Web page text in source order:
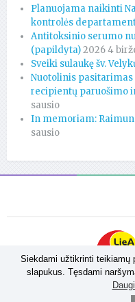
Siekdami užtikrinti teikiamų
slapukus. Tęsdami
Planuojama naikinti
kontrolės
Antitoksinio serumo
(papildyta)2026 4
Sveiki sulaukę šv.
Nuotolinis
recipientų paruošimo
sausio
In memoriam:
sausio